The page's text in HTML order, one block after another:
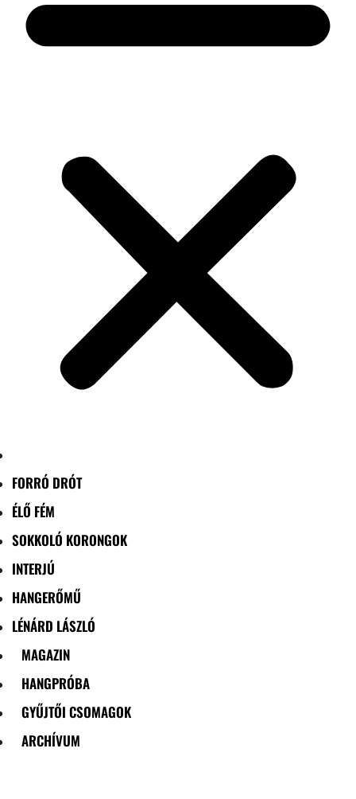
FORRÓ DRÓT
ÉLŐ FÉM
SOKKOLÓ KORONGOK
INTERJÚ
HANGERŐMŰ
LÉNÁRD LÁSZLÓ
MAGAZIN
HANGPRÓBA
GYŰJTŐI CSOMAGOK
ARCHÍVUM